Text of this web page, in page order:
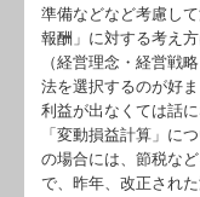
準備などなど考慮し
報酬」に対する考え
（経営理念・経営戦
法を選択するのが好
利益が出なくては話
「変動損益計算」に
の場合には、節税な
で、昨年、改正され